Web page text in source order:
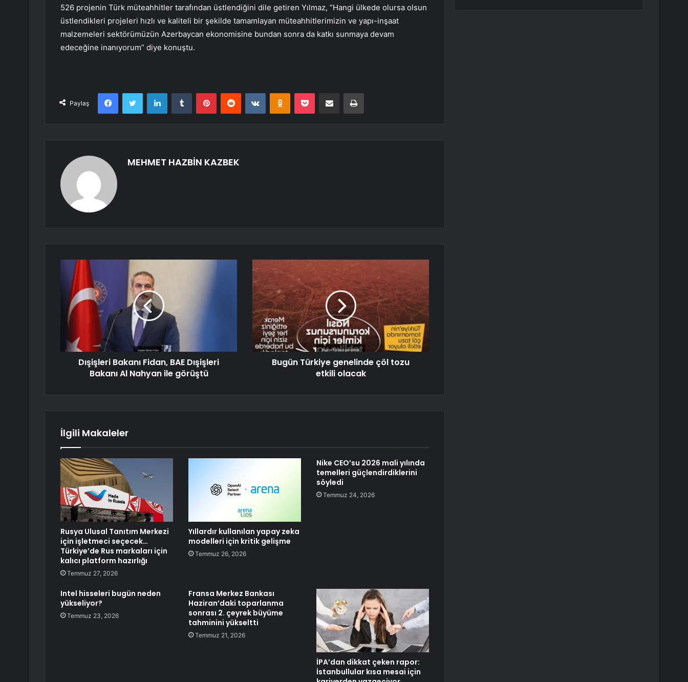
526 projenin Türk müteahhitler tarafından üstlendiğini dile getiren Yılmaz, “Hangi ülkede olursa olsun
üstlendikleri projeleri hızlı ve kaliteli bir şekilde tamamlayan müteahhitlerimizin ve yapı-inşaat
malzemeleri sektörümüzün Azerbaycan ekonomisine bundan sonra da katkı sunmaya devam
edeceğine inanıyorum” diye konuştu.
Paylaş
FacebookTwitter LinkedInTumblr PinterestReddit VKontakteOdnoklassniki
Pocket E-Posta ile paylaş Yazdır
MEHMET HAZBİN KAZBEK
Dışişleri Bakanı Fidan, BAE Dışişleri
Bakanı Al Nahyan ile görüştü
Bugün Türkiye genelinde çöl tozu
etkili olacak
İlgili Makaleler
Rusya Ulusal Tanıtım Merkezi
için işletmeci seçecek…
Türkiye’de Rus markaları için
kalıcı platform hazırlığı
Temmuz 27, 2026
Yıllardır kullanılan yapay zeka
modelleri için kritik gelişme
Temmuz 26, 2026
Nike CEO’su 2026 mali yılında
temelleri güçlendirdiklerini
söyledi
Temmuz 24, 2026
Intel hisseleri bugün neden
yükseliyor?
Temmuz 23, 2026
Fransa Merkez Bankası
Haziran’daki toparlanma
sonrası 2. çeyrek büyüme
tahminini yükseltti
Temmuz 21, 2026
İPA’dan dikkat çeken rapor:
İstanbullular kısa mesai için